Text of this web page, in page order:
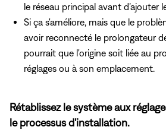
le réseau principal avant d’ajouter
Si ça s'améliore, mais que le
avoir reconnecté le prolongateur
pourrait que l'origine soit liée au
réglages ou à son emplacement.
Rétablissez le système aux
le processus d'installation.